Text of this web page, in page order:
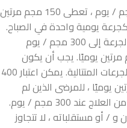
الجرعة المعتادة للبالغين هي 300 مجم / يوم ، تعطى 150 مجم مرتين
بـ 150 مجم / يوم كجرعة يومية واحدة في الصباح.
بعد 3 أيام من الجرعات ، يمكن زيادة الجرعة إلى 300 مجم / يوم
، تعطى 150 مجم مرتين يوميًا. يجب أن يكون
هناك فاصل لا يقل عن 8 ساعات بين الجرعات المتتالية. يمكن اعتبار 400
، 200 مجم مرتين يوميًا ، للمرضى الذين لم
يلاحظوا تحسنًا سريريًا بعد عدة أسابيع من العلاج عند 300 مجم / يوم.
و / أو مستقلباته ، لا تتجاوز